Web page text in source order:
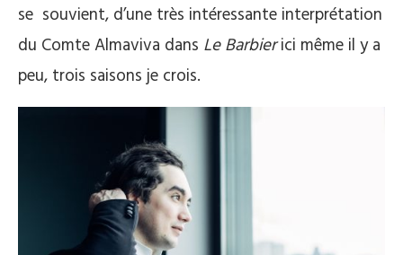
se souvient, d’une très intéressante interprétation
du Comte Almaviva dans Le Barbierici même il y a
peu, trois saisons je crois.